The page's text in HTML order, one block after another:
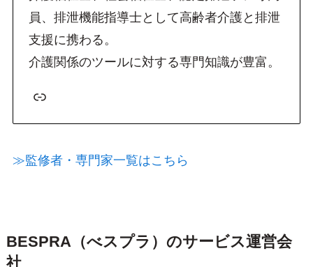
員、排泄機能指導士として高齢者介護と排泄
支援に携わる。
介護関係のツールに対する専門知識が豊富。
リンク
≫監修者・専門家一覧はこちら
BESPRA（べスプラ）のサービス運営会
社